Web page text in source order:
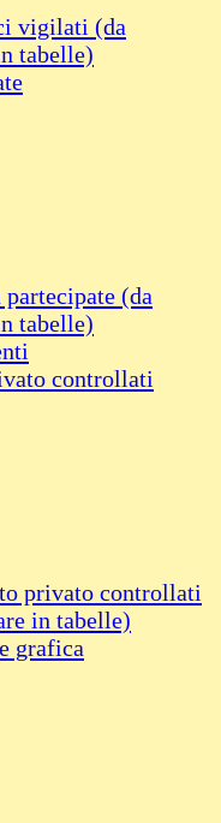
vigilati (da
tabelle)
(da
tabelle)
controllati
privato controllati
in tabelle)
grafica